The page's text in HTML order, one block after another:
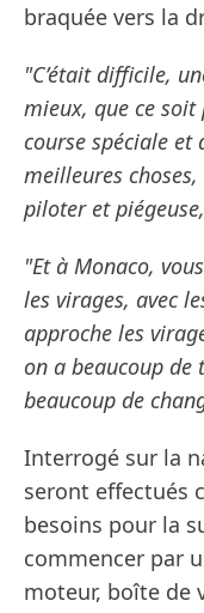
braquée vers la
"C’était difficile,
mieux, que ce
course spéciale et
meilleures
piloter et
"Et à Monaco,
les virages, avec
approche les
on a beaucoup
beaucoup de
Interrogé sur la
seront effectués
besoins pour la
commencer par
moteur, boîte de